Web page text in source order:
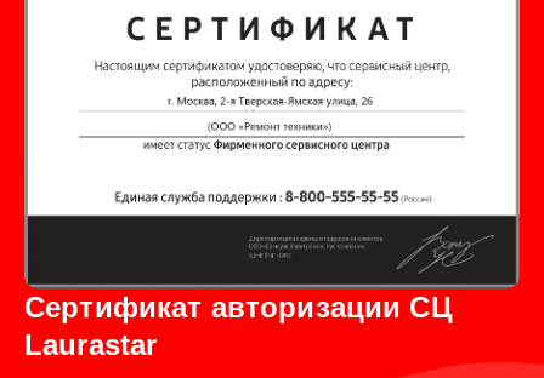
Сертификат авторизации СЦ
Laurastar